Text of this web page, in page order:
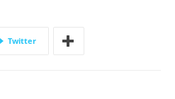
Twitter